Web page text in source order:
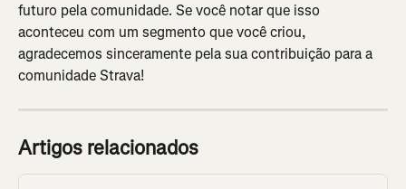
futuro pela comunidade. Se você notar que isso
aconteceu com um segmento que você criou,
agradecemos sinceramente pela sua contribuição para a
comunidade Strava!
Artigos relacionados